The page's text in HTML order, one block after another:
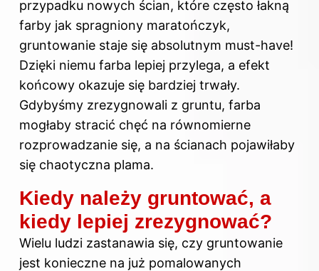
przypadku nowych ścian, które często łakną
farby jak spragniony maratończyk,
gruntowanie staje się absolutnym must-have!
Dzięki niemu farba lepiej przylega, a efekt
końcowy okazuje się bardziej trwały.
Gdybyśmy zrezygnowali z gruntu, farba
mogłaby stracić chęć na równomierne
rozprowadzanie się, a na ścianach pojawiłaby
się chaotyczna plama.
Kiedy należy gruntować, a
kiedy lepiej zrezygnować?
Wielu ludzi zastanawia się, czy gruntowanie
jest konieczne na już pomalowanych